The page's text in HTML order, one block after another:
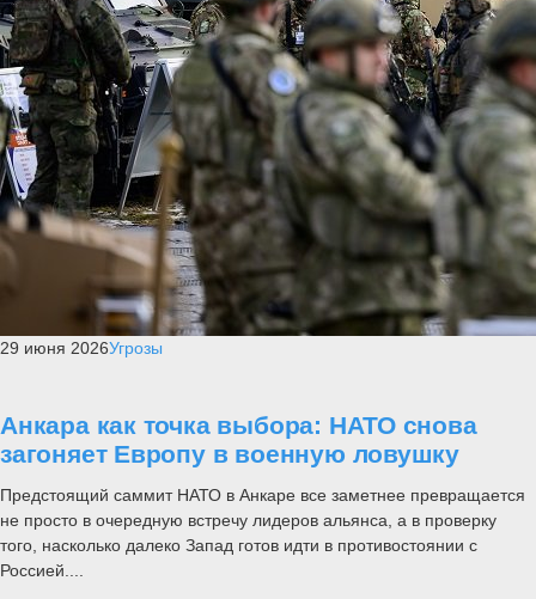
29 июня 2026Угрозы
Анкара как точка выбора: НАТО снова
загоняет Европу в военную ловушку
Предстоящий саммит НАТО в Анкаре все заметнее превращается
не просто в очередную встречу лидеров альянса, а в проверку
того, насколько далеко Запад готов идти в противостоянии с
Россией....